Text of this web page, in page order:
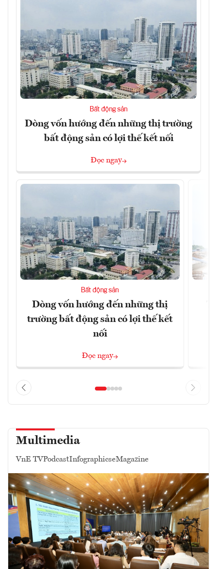
Bất động sản
Dòng vốn hướng đến những thị trường
bất động sản có lợi thế kết nối
Đọc ngay
Bất động sản
Dòng vốn hướng đến những thị
trường bất động sản có lợi thế kết
nối
Đọc ngay
Multimedia
VnE TVPodcastInfographicseMagazine